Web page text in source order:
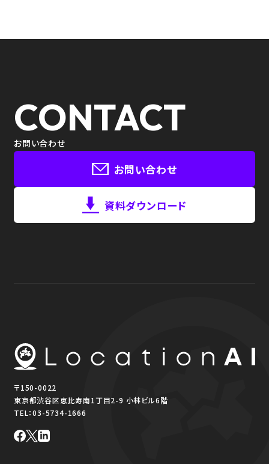
CONTACT
お問い合わせ
お問い合わせ
資料ダウンロード
〒150-0022
東京都渋谷区恵比寿南1丁目2-9 小林ビル6階
TEL：03-5734-1666